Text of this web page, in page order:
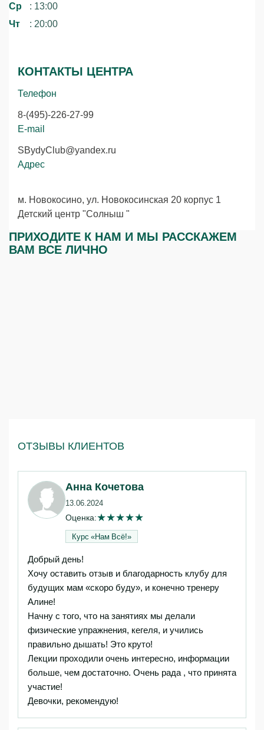
Ср
: 13:00
Чт
: 20:00
КОНТАКТЫ ЦЕНТРА
Телефон
8-(495)-226-27-99
E-mail
SBydyClub@yandex.ru
Адрес
м. Новокосино, ул. Новокосинская 20 корпус 1
Детский центр "Солныш "
ПРИХОДИТЕ К НАМ И МЫ РАССКАЖЕМ
ВАМ ВСЕ ЛИЧНО
ОТЗЫВЫ КЛИЕНТОВ
Анна Кочетова
13.06.2024
Оценка:★★★★★
Курс «Нам Всё!»‎
Добрый день!
Хочу оставить отзыв и благодарность клубу для
будущих мам «скоро буду», и конечно тренеру
Алине!
Начну с того, что на занятиях мы делали
физические упражнения, кегеля, и учились
правильно дышать! Это круто!
Лекции проходили очень интересно, информации
больше, чем достаточно. Очень рада , что принята
участие!
Девочки, рекомендую!